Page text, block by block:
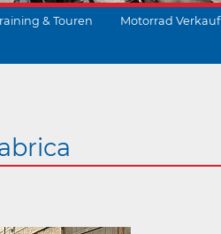
& Touren Motorrad Verkauf